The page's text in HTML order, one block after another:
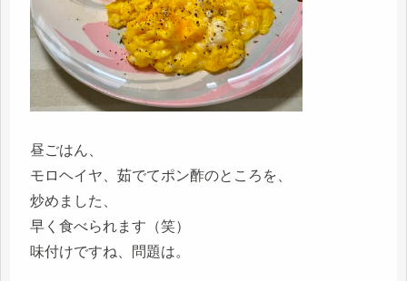
昼ごはん、
モロヘイヤ、茹でてポン酢のところを、
炒めました、
早く食べられます（笑）
味付けですね、問題は。